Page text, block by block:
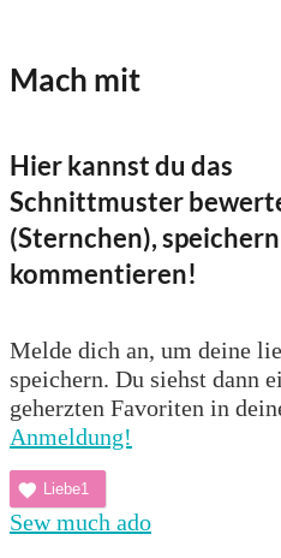
Mach mit
Hier kannst du das
Schnittmuster
(Sternchen),
kommentieren!
Melde dich an, um deine
speichern. Du siehst dann
geherzten Favoriten in
Anmeldung!
Liebe1
Sew much ado